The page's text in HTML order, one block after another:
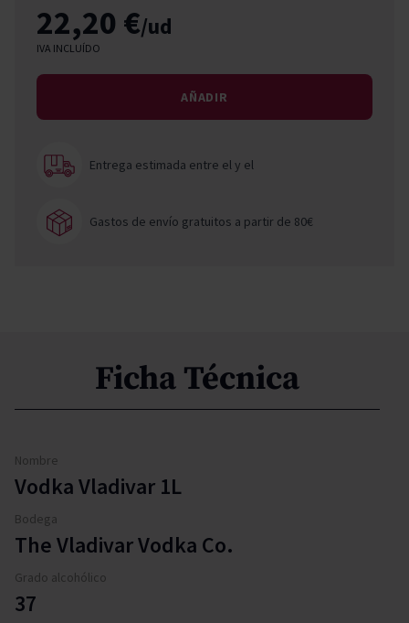
22,20 €/ud
IVA INCLUÍDO
AÑADIR
Entrega estimada entre ely el
Gastos de envío gratuitos a partir de 80€
Ficha Técnica
Nombre
Vodka Vladivar 1L
Bodega
The Vladivar Vodka Co.
Grado alcohólico
37